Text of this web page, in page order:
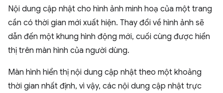
Nội dung cập nhật cho hình ảnh minh hoạ của một trang
cần có thời gian mới xuất hiện. Thay đổi về hình ảnh sẽ
dẫn đến một khung hình động mới, cuối cùng được hiển
thị trên màn hình của người dùng.
Màn hình hiển thị nội dung cập nhật theo một khoảng
thời gian nhất định, vì vậy, các nội dung cập nhật trực